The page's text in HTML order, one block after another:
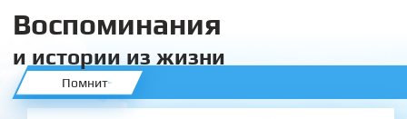
Воспоминания
и истории из жизни
Помнит